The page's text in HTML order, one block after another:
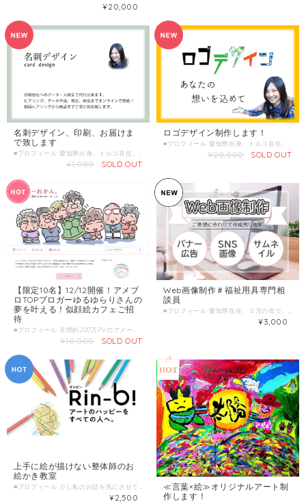
¥20,000
名刺デザイン、印刷、お届けま
で致します
¥1,000 SOLD OUT
ロゴデザイン制作します！
¥20,000 SOLD OUT
【限定10名】12/12開催！アメブ
ロTOPブロガーゆるゆらりさんの
夢を叶える！似顔絵カフェご招
待
¥10,000 SOLD OUT
Web画像制作＃福祉用具専門相
談員
¥3,000
上手に絵が描けない整体師のお
絵かき教室
■プロフィール 少し私のお話を先にさせていただきます。 1988年7月8日に加藤家の三男として誕生しました。２歳になる前から水泳をはじめ、サッカー、野球、バスケ、アメフトと学生時代はスポーツに人生の大半を費やしてきました。 転機は高校三年生の夏。 左ひざの靱帯を損傷したときに「人の痛みや不調を癒せる人になりたい」と思いました。 その後、スポーツトレーナーの専門学校と柔道整復師の専門学校に通い、国家資格を取得。 沢山のアスリートのケアや負傷後から競技復帰までのサポートを中心に活動開始。 そして、修業時代に色々なプレッシャーと環境の変化から気持ちの面で押しつぶされてしまいました。 この時の経験から「心と体を一緒に整えられる知識と技術を身につけよう」と様々な施術所で経験を積みました。 そして、2016年から地元で竜門整骨院を開業 とっても個性的な整骨院の魅力に気づいたコアな患者さんに支えられて、日々楽しく開院しております。 ◆大阪府豊中市「竜骨整骨院」 http://ryumonbone.com/ ★あとがき★ 修業中に経験した“社会の厳しさ”により心を病み暗黒時代を経験 その時に得た「落ちるとこまで落ちれば、あとは上がるだけ」という智慧 どんな苦境が訪れようとも「とらえ方を変える」ことができれば、良い方向に物事が動きだす ■■わたしの複業 こんなことしてたり好きだなと思うことを書いてますよ。 ・実は、家庭科大好き男子。 →専業主夫になるべく、日々料理とお掃除、DIYテクニックに磨きをかけております！ お酒に合う・子どもがはまる・妻が喜ぶ料理など ・見た目と中身にギャップがありすぎるとよく言われます。 →毎日せっせと店先のお花にお水と愛情を注いでいたりします ・自分で一軒家の内装チェンジしちゃいました。 →築４０年の平屋をリノベーションして作業場として使っています ・町のお困り解決隊として便利屋さんのお手伝い中。 →マンションの４階から階段で冷蔵庫の上げ下げできちゃいます。他にもエアコン設置や遺品整理など ・地元で居酒屋さん主体のバルイベントを運営しています。 →庄内バルというイベントでアートと手芸品などの販売をコラボさせたマーケットを開催しています ◆庄内バル http://shounaibar.com/ ■■時間内に提供できること （500文字以内） ・この世に一つの作品を作れる ・自分の意外な一面にちょっと出会える ・自分の今の気持ちをちょとハッピーに出来る ・絵を描くだけで自分とちょっとお話で来る ・自分を出すのが悪だという思いからちょっと解放される ・ただただ楽しくお絵かきとお話が出来る ■■ こんな人におすすめ （記入例） ・絵が下手だけど書いてみたいと思っている方 ☆みんな違ってみんな良いんです！！ ・うまく描けないから恥ずかしいと思っている方 ☆僕だって全然うまく描くことが出来ません ・自分って他の人とちょっと違うなと思っている方 ☆その違いが輝く瞬間を楽しみましょう ・自分を出すのが苦手で人づきあいが苦痛の方 ☆話が苦手でも絵を描くことで自分の想いを外に伝えてみませんか ・今までの自分を受け入れられない方 ☆今をとにかく楽しんでみませんか。何か新たな発見で変化があるかもしれません ■■ 当日の流れとスケジュール 13:30 竜門整骨院に集合 13:30 リンビーの説明と自己紹介 作品制作 14:30 完成、鑑賞会 14:40 茶話会（任意） 15:40 解散 時間があればゆっくりして頂いても大丈夫です。 ■■ 調整可能な曜日・時間帯 通常は、２週に１回(土)に開催しております。 詳しくはホームページよりご確認ください。 通常のお申し込みは、前日までにお問い合わせください。 その後、当日の相談手段などの打ち合わせ、日時の確定ができなければ、予約は確定ではありません。 ☆別日での受付も喜んで☆彡 (月)から(土)１３：３０～１６：００ ※定期開催日以外の開催は別途追加料金が発生します。お問い合わせ時にご確認ください。 ☆当日でも調整ができれば受付は可能です。 お急ぎの方は、公式LINEアカウントよりお問い合わせ下さい。 ≪LINEアカウント追加ページ≫ https://lin.ee/E7iwZWI ■ オンライン対応について 現在、オンラインでの受付はしておりません。 ■単発販売の場合 販売金額:2500円/回 サービス提供時間:1時間/回 ■1回のサービス提供時間 1時間/回 ■販売に関する備考 基本的には定期開催日に集中して開催しております。 詳しくはホームページよりご確認ください。 http://ryumonbone.com/rin-b/
¥2,500
≪言葉×絵≫オリジナルアート制
作します！